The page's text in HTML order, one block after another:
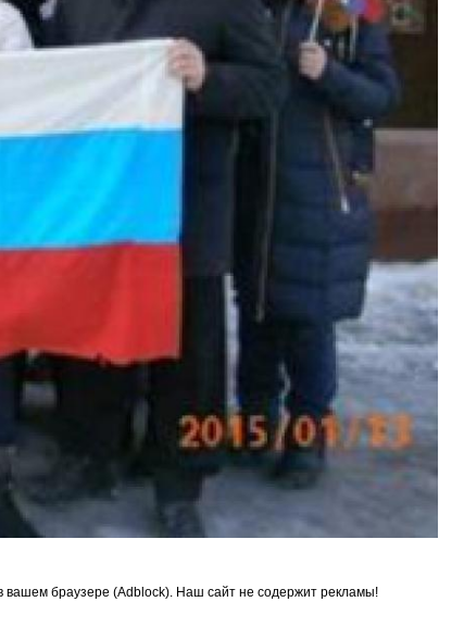
вашем браузере (Adblock). Наш сайт не содержит рекламы!